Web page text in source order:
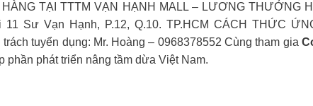
TẠI TTTM VẠN HẠNH MALL – LƯƠNG THƯỞNG
Sư Vạn Hạnh, P.12, Q.10. TP.HCM CÁCH THỨC
tuyển dụng: Mr. Hoàng – 0968378552 Cùng tham gia
phần phát triển nâng tầm dừa Việt Nam.